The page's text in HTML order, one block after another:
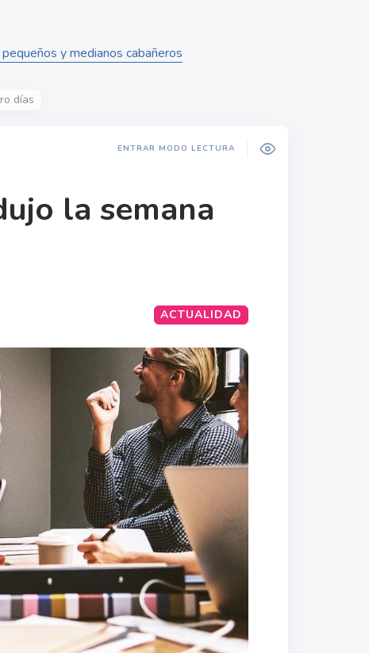
y medianos cabañeros
días
ENTRAR MODO LECTURA
la semana
ACTUALIDAD